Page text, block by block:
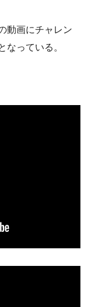
動画にチャレン
なっている。